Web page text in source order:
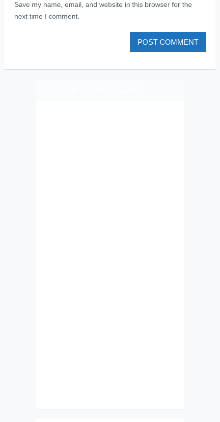
Save my name, email, and website in this browser for the
next time I comment.